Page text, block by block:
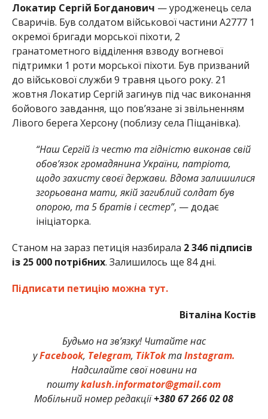
Локатир Сергій Богданович — уродженець села
Сваричів. Був солдатом військової частини А2777 1
окремої бригади морської піхоти, 2
гранатометного відділення взводу вогневої
підтримки 1 роти морської піхоти. Був призваний
до військової служби 9 травня цього року. 21
жовтня Локатир Сергій загинув під час виконання
бойового завдання, що пов’язане зі звільненням
Лівого берега Херсону (поблизу села Піщанівка).
“Наш Сергій із честю та гідністю виконав свій
обов’язок громадянина України, патріота,
щодо захисту своєї держави. Вдома залишилися
згорьована мати, якій загиблий солдат був
опорою, та 5 братів і сестер”, — додає
ініціаторка.
Станом на зараз петиція назбирала 2 346 підписів
із 25 000 потрібних. Залишилось ще 84 дні.
Підписати петицію можна тут.
Віталіна Костів
Будьмо на зв’язку! Читайте нас
уFacebook, Telegram, TikTokтаInstagram.
Надсилайте свої новини на
поштуkalush.informator@gmail.com
Мобільний номер редакції+380 67 266 02 08